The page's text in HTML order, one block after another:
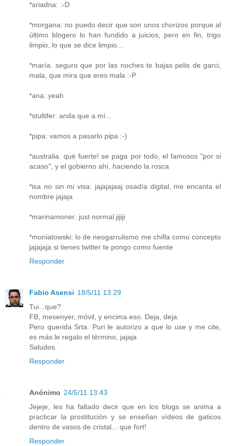
*ariadna: :-D
*morgana: no puedo decir que son unos chorizos porque al
último blogero lo han fundido a juicios, pero en fin, trigo
limpio, lo que se dice limpio...
*maría. seguro que por las noches te bajas pelis de garci,
mala, que mira que eres mala :-P
*ana: yeah
*stultifer: anda que a mí...
*pipa: vamos a pasarlo pipa :-)
*australia. qué fuerte! se paga por todo, el famosos "por si
acaso", y el gobierno ahí, haciendo la rosca
*isa no sin mi visa: jajajajaaj osadía digital, me encanta el
nombre jajaja
*marinamoner: just normal jijiji
*moniatowski: lo de neogarrulismo me chifla como concepto
jajajaja si tienes twitter te pongo como fuente
Responder
Fabio Asensi 18/5/11 13:29
Tui...que?
FB, mesenyer, móvil, y encima eso. Deja, deja.
Pero querida Srta. Puri le autorizo a que lo use y me cite,
es más le regalo el término, jajaja
Saludos.
Responder
Anónimo 24/5/11 13:43
Jejeje, les ha faltado decir que en los blogs se anima a
practicar la prostitución y se enseñan vídeos de gaticos
dentro de vasos de cristal... que fort!
Responder